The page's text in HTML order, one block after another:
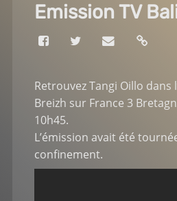
Emission TV
Retrouvez Tangi Oillo dans
Breizh sur France 3
10h45.
L’émission avait été
confinement.